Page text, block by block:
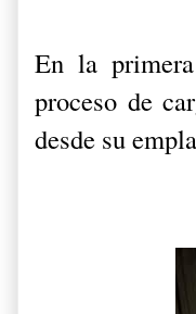
En la
proceso de
desde su